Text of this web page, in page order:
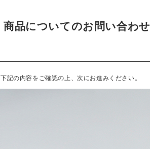
商品についてのお問い合わせ
下記の内容をご確認の上、次にお進みください。